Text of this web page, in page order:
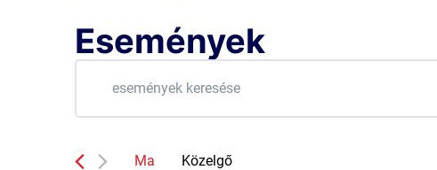
Események
Események
keresése
és
a
Keresse
Ma
Közelgő